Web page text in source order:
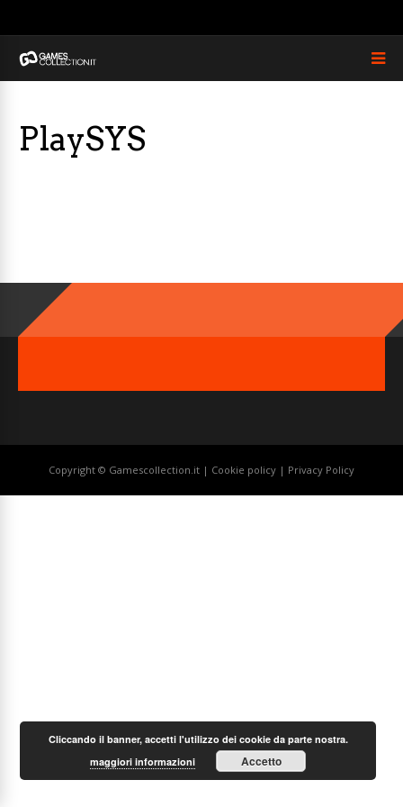
PlaySYS
Copyright © Gamescollection.it | Cookie policy | Privacy Policy
Cliccando il banner, accetti l'utilizzo dei cookie da parte nostra.
maggiori informazioni
Accetto